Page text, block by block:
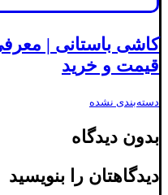
کاشی باستانی |
قیمت و خرید
دسته‌بندی نشده
بدون دیدگاه
دیدگاهتان را بنویسید